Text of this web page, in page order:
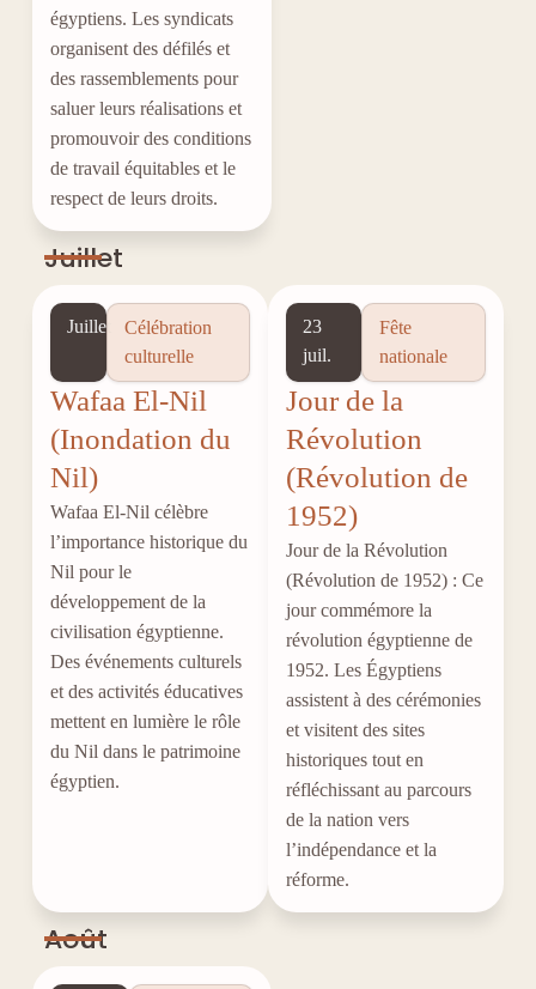
égyptiens. Les syndicats
organisent des défilés et
des rassemblements pour
saluer leurs réalisations et
promouvoir des conditions
de travail équitables et le
respect de leurs droits.
Juillet
Juillet
Célébration
culturelle
Wafaa El-Nil
(Inondation du
Nil)
Wafaa El-Nil célèbre
l’importance historique du
Nil pour le
développement de la
civilisation égyptienne.
Des événements culturels
et des activités éducatives
mettent en lumière le rôle
du Nil dans le patrimoine
égyptien.
23
juil.
Fête
nationale
Jour de la
Révolution
(Révolution de
1952)
Jour de la Révolution
(Révolution de 1952) : Ce
jour commémore la
révolution égyptienne de
1952. Les Égyptiens
assistent à des cérémonies
et visitent des sites
historiques tout en
réfléchissant au parcours
de la nation vers
l’indépendance et la
réforme.
Août